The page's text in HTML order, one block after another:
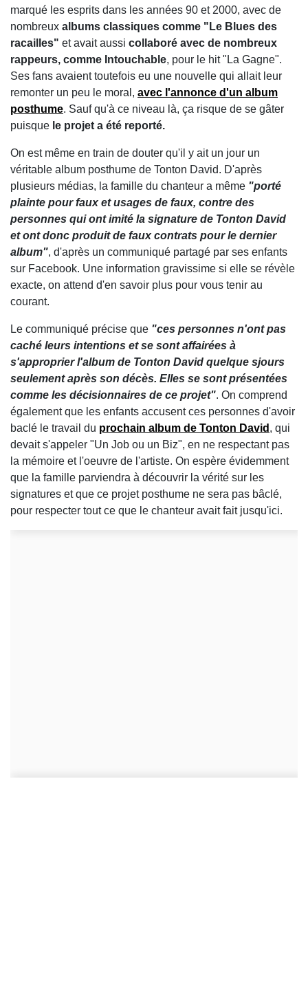
marqué les esprits dans les années 90 et 2000, avec de
nombreux albums classiques comme "Le Blues des
racailles" et avait aussi collaboré avec de nombreux
rappeurs, comme Intouchable, pour le hit "La Gagne".
Ses fans avaient toutefois eu une nouvelle qui allait leur
remonter un peu le moral, avec l'annonce d'un album
posthume. Sauf qu'à ce niveau là, ça risque de se gâter
puisque le projet a été reporté.
On est même en train de douter qu'il y ait un jour un
véritable album posthume de Tonton David. D'après
plusieurs médias, la famille du chanteur a même "porté
plainte pour faux et usages de faux, contre des
personnes qui ont imité la signature de Tonton David
et ont donc produit de faux contrats pour le dernier
album", d'après un communiqué partagé par ses enfants
sur Facebook. Une information gravissime si elle se révèle
exacte, on attend d'en savoir plus pour vous tenir au
courant.
Le communiqué précise que "ces personnes n'ont pas
caché leurs intentions et se sont affairées à
s'approprier l'album de Tonton David quelque sjours
seulement après son décès. Elles se sont présentées
comme les décisionnaires de ce projet". On comprend
également que les enfants accusent ces personnes d'avoir
baclé le travail du prochain album de Tonton David , qui
devait s'appeler "Un Job ou un Biz", en ne respectant pas
la mémoire et l'oeuvre de l'artiste. On espère évidemment
que la famille parviendra à découvrir la vérité sur les
signatures et que ce projet posthume ne sera pas bâclé,
pour respecter tout ce que le chanteur avait fait jusqu'ici.